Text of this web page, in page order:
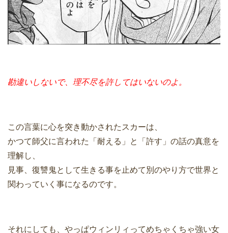
勘違いしないで、理不尽を許してはいないのよ。
この言葉に心を突き動かされたスカーは、
かつて師父に言われた「耐える」と「許す」の話の真意を
理解し、
見事、復讐鬼として生きる事を止めて別のやり方で世界と
関わっていく事になるのです。
それにしても、やっぱウィンリィってめちゃくちゃ強い女